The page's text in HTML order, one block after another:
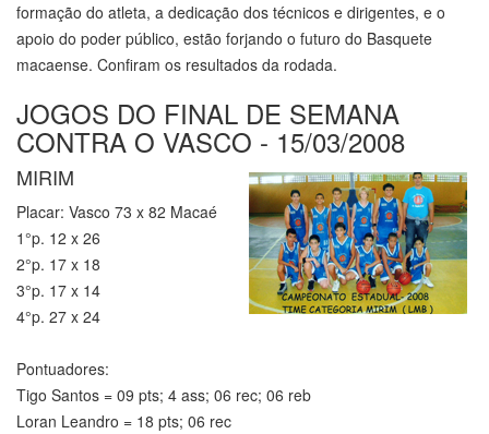
formação do atleta, a dedicação dos técnicos e dirigentes, e o
apoio do poder público, estão forjando o futuro do Basquete
macaense. Confiram os resultados da rodada.
JOGOS DO FINAL DE SEMANA
CONTRA O VASCO - 15/03/2008
MIRIM
Placar: Vasco 73 x 82 Macaé
1°p. 12 x 26
2°p. 17 x 18
3°p. 17 x 14
4°p. 27 x 24
Pontuadores:
Tigo Santos = 09 pts; 4 ass; 06 rec; 06 reb
Loran Leandro = 18 pts; 06 rec